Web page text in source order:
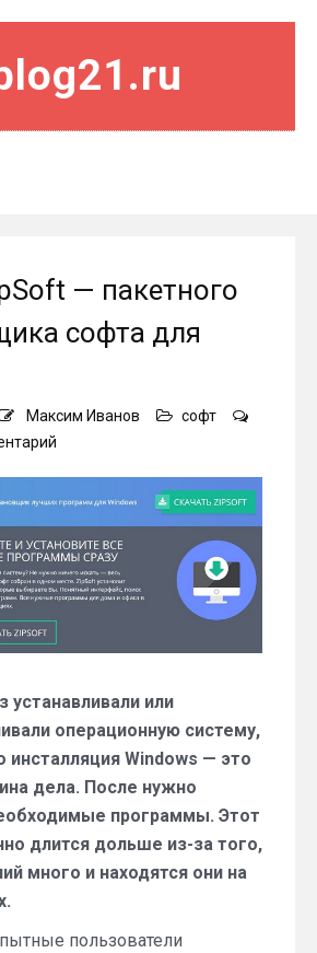
— пакетного
софта для
Максим Иванов
софт
—
пакетного
установщика
софта
для
Windows
устанавливали или
операционную систему,
инсталляция Windows — это
дела. После нужно
программы. Этот
длится дольше из-за того,
много и находятся они на
пользователи